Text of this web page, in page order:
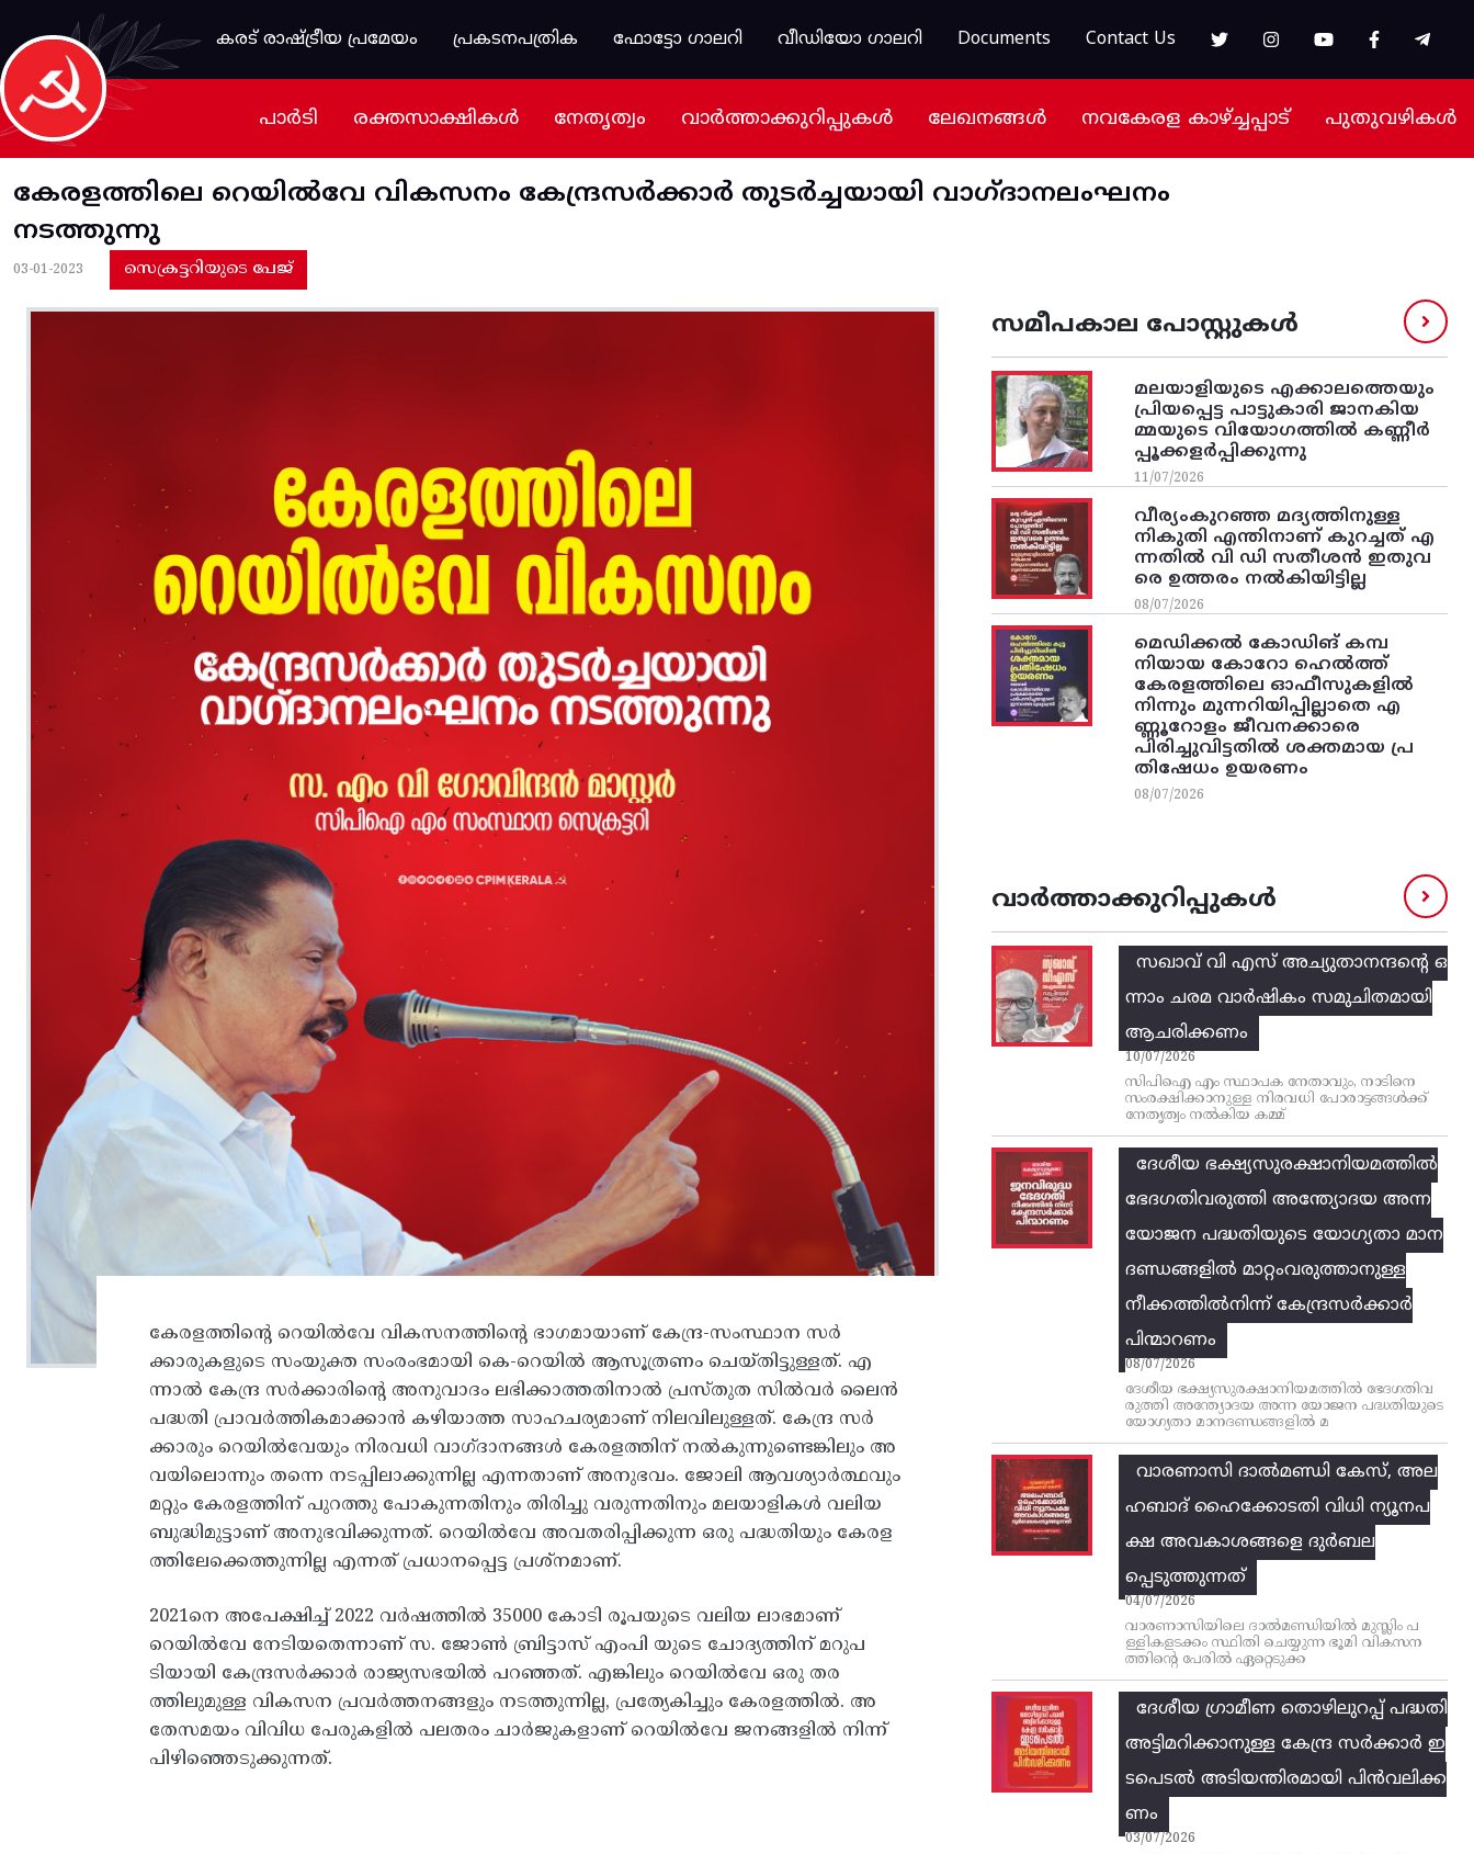
Skip to main content
കരട് രാഷ്ട്രീയ പ്രമേയം
പ്രകടനപത്രിക ഫോട്ടോ ഗാലറി വീഡിയോ ഗാലറി Documents Contact Us
പാർടി രക്തസാക്ഷികൾ നേതൃത്വം വാർത്താക്കുറിപ്പുകൾ ലേഖനങ്ങൾ നവകേരള കാഴ്ച്ചപ്പാട് പുതുവഴികൾ
കേരളത്തിലെ റെയിൽവേ വികസനം കേന്ദ്രസർക്കാർ തുടർച്ചയായി വാഗ്ദാനലംഘനം
നടത്തുന്നു
03-01-2023 സെക്രട്ടറിയുടെ പേജ്
കേരളത്തിന്റെ റെയിൽവേ വികസനത്തിന്റെ ഭാഗമായാണ് കേന്ദ്ര-സംസ്ഥാന സർ
ക്കാരുകളുടെ സംയുക്ത സംരംഭമായി കെ-റെയിൽ ആസൂത്രണം ചെയ്തിട്ടുള്ളത്. എ
ന്നാൽ കേന്ദ്ര സർക്കാരിന്റെ അനുവാദം ലഭിക്കാത്തതിനാൽ പ്രസ്തുത സിൽവർ ലൈൻ
പദ്ധതി പ്രാവർത്തികമാക്കാൻ കഴിയാത്ത സാഹചര്യമാണ് നിലവിലുള്ളത്. കേന്ദ്ര സർ
ക്കാരും റെയിൽവേയും നിരവധി വാഗ്ദാനങ്ങൾ കേരളത്തിന് നൽകുന്നുണ്ടെങ്കിലും അ
വയിലൊന്നും തന്നെ നടപ്പിലാക്കുന്നില്ല എന്നതാണ് അനുഭവം. ജോലി ആവശ്യാർത്ഥവും
മറ്റും കേരളത്തിന് പുറത്തു പോകുന്നതിനും തിരിച്ചു വരുന്നതിനും മലയാളികൾ വലിയ
ബുദ്ധിമുട്ടാണ് അനുഭവിക്കുന്നത്. റെയിൽവേ അവതരിപ്പിക്കുന്ന ഒരു പദ്ധതിയും കേരള
ത്തിലേക്കെത്തുന്നില്ല എന്നത് പ്രധാനപ്പെട്ട പ്രശ്നമാണ്.
2021നെ അപേക്ഷിച്ച് 2022 വർഷത്തിൽ 35000 കോടി രൂപയുടെ വലിയ ലാഭമാണ്
റെയിൽവേ നേടിയതെന്നാണ് സ. ജോൺ ബ്രിട്ടാസ് എംപി യുടെ ചോദ്യത്തിന് മറുപ
ടിയായി കേന്ദ്രസർക്കാർ രാജ്യസഭയിൽ പറഞ്ഞത്. എങ്കിലും റെയിൽവേ ഒരു തര
ത്തിലുമുള്ള വികസന പ്രവർത്തനങ്ങളും നടത്തുന്നില്ല, പ്രത്യേകിച്ചും കേരളത്തിൽ. അ
തേസമയം വിവിധ പേരുകളിൽ പലതരം ചാർജുകളാണ് റെയിൽവേ ജനങ്ങളിൽ നിന്ന്
പിഴിഞ്ഞെടുക്കുന്നത്.
സമീപകാല പോസ്റ്റുകൾ
മലയാളിയുടെ എക്കാലത്തെയും
പ്രിയപ്പെട്ട പാട്ടുകാരി ജാനകിയ
മ്മയുടെ വിയോഗത്തിൽ കണ്ണീർ
പ്പൂക്കളർപ്പിക്കുന്നു
11/07/2026
വീര്യംകുറഞ്ഞ മദ്യത്തിനുള്ള
നികുതി എന്തിനാണ് കുറച്ചത് എ
ന്നതിൽ വി ഡി സതീശൻ ഇതുവ
രെ ഉത്തരം നൽകിയിട്ടില്ല
08/07/2026
മെഡിക്കൽ കോഡിങ് കമ്പ
നിയായ കോറോ ഹെൽത്ത്
കേരളത്തിലെ ഓഫീസുകളിൽ
നിന്നും മുന്നറിയിപ്പില്ലാതെ എ
ണ്ണൂറോളം ജീവനക്കാരെ
പിരിച്ചുവിട്ടതിൽ‌ ശക്തമായ പ്ര
തിഷേധം ഉയരണം
08/07/2026
വാർത്താക്കുറിപ്പുകൾ
സഖാവ് വി എസ്‌ അച്യുതാനന്ദന്റെ ഒ
ന്നാം ചരമ വാര്‍ഷികം സമുചിതമായി
ആചരിക്കണം
10/07/2026
സിപിഐ എം സ്ഥാപക നേതാവും, നാടിനെ
സംരക്ഷിക്കാനുള്ള നിരവധി പോരാട്ടങ്ങള്‍ക്ക്‌
നേതൃത്വം നല്‍കിയ കമ്മ്
ദേശീയ ഭക്ഷ്യസുരക്ഷാനിയമത്തിൽ
ഭേദഗതിവരുത്തി അന്ത്യോദയ അന്ന
യോജന പദ്ധതിയുടെ യോഗ്യതാ മാന
ദണ്ഡങ്ങളിൽ മാറ്റംവരുത്താനുള്ള
നീക്കത്തിൽനിന്ന്‌ കേന്ദ്രസർക്കാർ
പിന്മാറണം
08/07/2026
ദേശീയ ഭക്ഷ്യസുരക്ഷാനിയമത്തിൽ ഭേദഗതിവ
രുത്തി അന്ത്യോദയ അന്ന യോജന പദ്ധതിയുടെ
യോഗ്യതാ മാനദണ്ഡങ്ങളിൽ മ
വാരണാസി ദാൽമണ്ഡി കേസ്, അല
ഹബാദ് ഹൈക്കോടതി വിധി ന്യൂനപ
ക്ഷ അവകാശങ്ങളെ ദുർബല
പ്പെടുത്തുന്നത്
04/07/2026
വാരണാസിയിലെ ദാൽമണ്ഡിയിൽ മുസ്ലിം പ
ള്ളികളടക്കം സ്ഥിതി ചെയ്യുന്ന ഭൂമി വികസന
ത്തിന്റെ പേരിൽ ഏറ്റെടുക്ക
ദേശീയ ഗ്രാമീണ തൊഴിലുറപ്പ്‌ പദ്ധതി
അട്ടിമറിക്കാനുള്ള കേന്ദ്ര സര്‍ക്കാര്‍ ഇ
ടപെടല്‍ അടിയന്തിരമായി പിന്‍വലിക്ക
ണം
03/07/2026